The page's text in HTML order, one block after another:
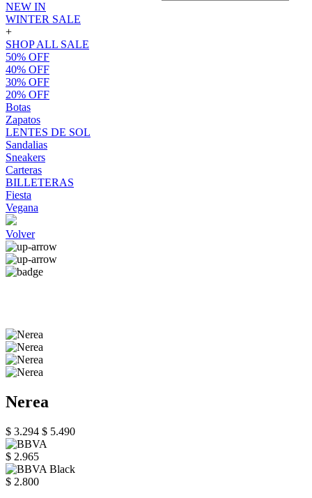
NEW IN
WINTER SALE
+
SHOP ALL SALE
50% OFF
40% OFF
30% OFF
20% OFF
Botas
Zapatos
LENTES DE SOL
Sandalias
Sneakers
Carteras
BILLETERAS
Fiesta
Vegana
Volver
Nerea
$ 3.294 $ 5.490
$ 2.965
$ 2.800